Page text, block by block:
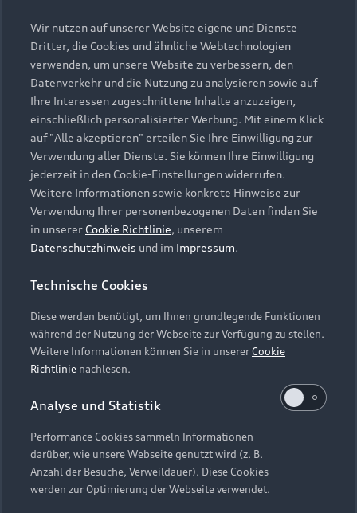
Alle Modelle
Modelle vergleichen
Elektromodelle
Plug-in-Hybride
Kaufen & leasen
Neuwagensuche
Gebrauchtwagensuche
Gebrauchtwagen
Finanzierung
Aktionen & Angebote
Geschäftskunden
Service & Zubehör
Saisonale Angebote
Audi Services
Garantie
Audi digital services
myAudi
Support
Kundenservice
Händlersuche
Audi Code
Online-Terminvereinbarung
Servicekontakt
Vertrag widerrufen
Über Audi
Unternehmen
Karriere
Investor Relations
Presse & Media Center
Datenschutz
Audi erleben
Newsletter
Impressum Rechtliches
Hinweisgebersystem
Datenschutzinformation
Cookie-Einstellungen
Cookie-Richtlinie
Barrierefreiheit
Hinweis: Die aktuelle Darstellung und Anordnung der
Embleme am Fahrzeug bei allen Abbildungen auf dieser
Webseite kann abweichen.
Wir nutzen auf unserer Website eigene und Dienste
Dritter, die Cookies und ähnliche Webtechnologien
verwenden, um unsere Website zu verbessern, den
Datenverkehr und die Nutzung zu analysieren sowie auf
Ihre Interessen zugeschnittene Inhalte anzuzeigen,
einschließlich personalisierter Werbung. Mit einem Klick
auf "Alle akzeptieren" erteilen Sie Ihre Einwilligung zur
Verwendung aller Dienste. Sie können Ihre Einwilligung
jederzeit in den Cookie-Einstellungen widerrufen.
Weitere Informationen sowie konkrete Hinweise zur
Verwendung Ihrer personenbezogenen Daten finden Sie
in unserer Cookie Richtlinie, unserem
Datenschutzhinweis und im Impressum.
Technische Cookies
Diese werden benötigt, um Ihnen grundlegende Funktionen
während der Nutzung der Webseite zur Verfügung zu stellen.
Weitere Informationen können Sie in unsererCookie
Richtlinie nachlesen.
Analyse und Statistik
Performance Cookies sammeln Informationen
darüber, wie unsere Webseite genutzt wird (z. B.
Anzahl der Besuche, Verweildauer). Diese Cookies
werden zur Optimierung der Webseite verwendet.